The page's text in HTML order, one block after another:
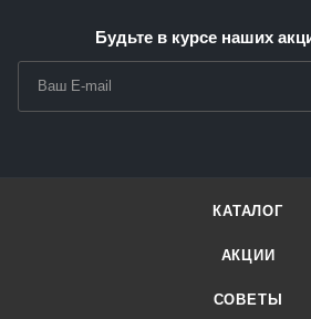
Будьте в курсе наших
КАТАЛОГ
АКЦИИ
СОВЕТЫ